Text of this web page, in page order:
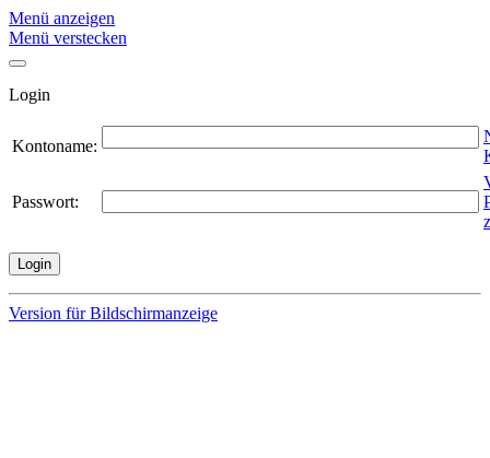
Menü anzeigen
Menü verstecken
Login
Kontoname:
Passwort:
Version für Bildschirmanzeige